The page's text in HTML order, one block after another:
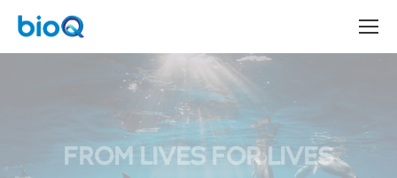
WE KNOW